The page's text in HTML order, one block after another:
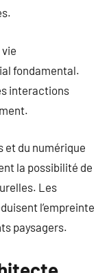
fondamental.
interactions
et du numérique
la possibilité de
Les
l’empreinte
paysagers.